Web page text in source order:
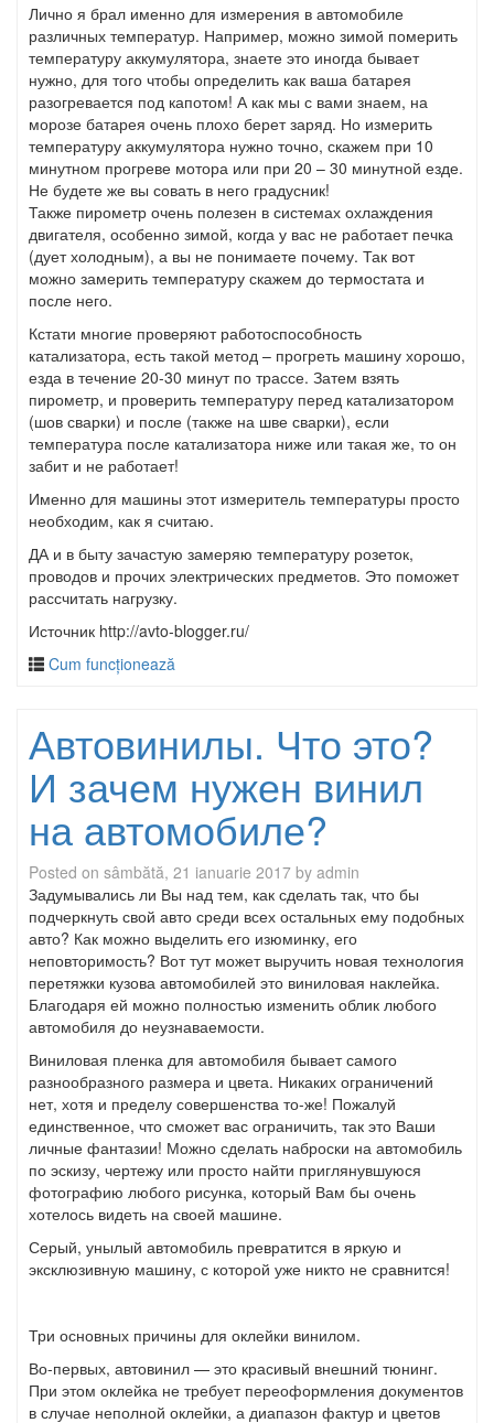
Лично я брал именно для измерения в автомобиле
различных температур. Например, можно зимой померить
температуру аккумулятора, знаете это иногда бывает
нужно, для того чтобы определить как ваша батарея
разогревается под капотом! А как мы с вами знаем, на
морозе батарея очень плохо берет заряд. Но измерить
температуру аккумулятора нужно точно, скажем при 10
минутном прогреве мотора или при 20 – 30 минутной езде.
Не будете же вы совать в него градусник!
Также пирометр очень полезен в системах охлаждения
двигателя, особенно зимой, когда у вас не работает печка
(дует холодным), а вы не понимаете почему. Так вот
можно замерить температуру скажем до термостата и
после него.
Кстати многие проверяют работоспособность
катализатора, есть такой метод – прогреть машину хорошо,
езда в течение 20-30 минут по трассе. Затем взять
пирометр, и проверить температуру перед катализатором
(шов сварки) и после (также на шве сварки), если
температура после катализатора ниже или такая же, то он
забит и не работает!
Именно для машины этот измеритель температуры просто
необходим, как я считаю.
ДА и в быту зачастую замеряю температуру розеток,
проводов и прочих электрических предметов. Это поможет
рассчитать нагрузку.
Источник http://avto-blogger.ru/
Cum funcționează
Автовинилы. Что это?
И зачем нужен винил
на автомобиле?
Posted on sâmbătă, 21 ianuarie 2017 by admin
Задумывались ли Вы над тем, как сделать так, что бы
подчеркнуть свой авто среди всех остальных ему подобных
авто? Как можно выделить его изюминку, его
неповторимость? Вот тут может выручить новая технология
перетяжки кузова автомобилей это виниловая наклейка.
Благодаря ей можно полностью изменить облик любого
автомобиля до неузнаваемости.
Виниловая пленка для автомобиля бывает самого
разнообразного размера и цвета. Никаких ограничений
нет, хотя и пределу совершенства то-же! Пожалуй
единственное, что сможет вас ограничить, так это Ваши
личные фантазии! Можно сделать наброски на автомобиль
по эскизу, чертежу или просто найти приглянувшуюся
фотографию любого рисунка, который Вам бы очень
хотелось видеть на своей машине.
Серый, унылый автомобиль превратится в яркую и
эксклюзивную машину, с которой уже никто не сравнится!
Три основных причины для оклейки винилом.
Во-первых, автовинил — это красивый внешний тюнинг.
При этом оклейка не требует переоформления документов
в случае неполной оклейки, а диапазон фактур и цветов